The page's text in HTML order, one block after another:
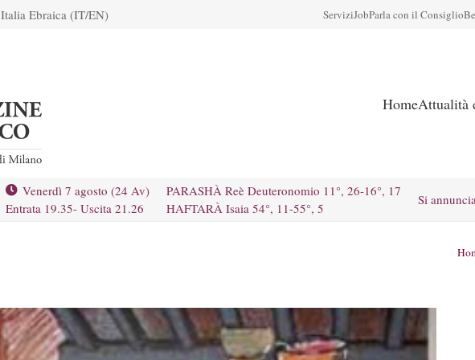
Italia Ebraica (IT/EN) ServiziJobParla con il Consiglio
HomeAttualità
Venerdì 7 agosto (24 Av)
Entrata 19.35- Uscita 21.26
PARASHÀ Reè Deuteronomio 11°, 26-16°, 17
HAFTARÀ Isaia 54°, 11-55°, 5
Si